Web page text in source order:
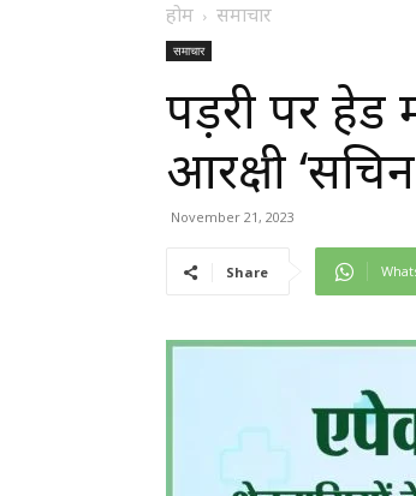
होम समाचार
समाचार
पड़री पर हेड
आरक्षी
November 21, 2023
Share